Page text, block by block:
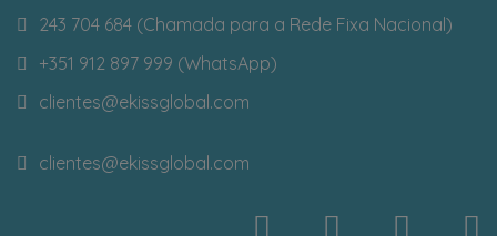
243 704 684 (Chamada para a Rede Fixa Nacional)
+351 912 897 999 (WhatsApp)
clientes@ekissglobal.com
clientes@ekissglobal.com